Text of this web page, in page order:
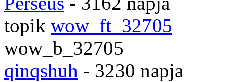
topik wow_ft_32705
wow_b_32705
qinqshuh - 3230 napja